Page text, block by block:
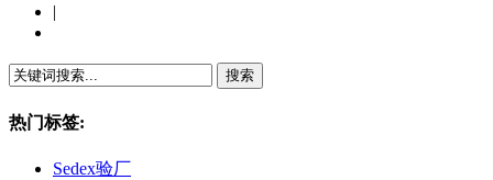
|
热门标签:
Sedex验厂